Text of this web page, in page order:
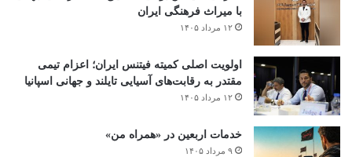
با میراث فرهنگی ایران
۱۲ مرداد ۱۴۰۵
اولویت اصلی کمیته فیتنس ایران؛ اعزام تیمی
مقتدر به رقابت‌های آسیایی تایلند و جهانی اسپانیا
۱۲ مرداد ۱۴۰۵
خدمات اربعین در «همراه من»
۹ مرداد ۱۴۰۵